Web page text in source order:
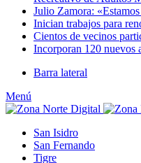
Julio Zamora:
Inician trabajos para
Cientos de vecinos
Incorporan 120 nuevos
Barra lateral
Menú
San Isidro
San Fernando
Tigre